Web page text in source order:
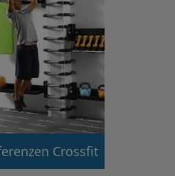
Crossfit